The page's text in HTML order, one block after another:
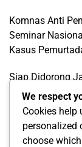
Komnas Anti
Seminar
Kasus
Siap Didorong
LGBTQ+
Wujud
L68TQ+
We respect
Cookies help
personalized
choose